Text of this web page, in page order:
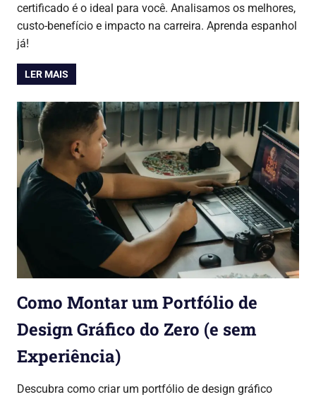
certificado é o ideal para você. Analisamos os melhores,
custo-benefício e impacto na carreira. Aprenda espanhol
já!
LER MAIS
Como Montar um Portfólio de
Design Gráfico do Zero (e sem
Experiência)
Descubra como criar um portfólio de design gráfico